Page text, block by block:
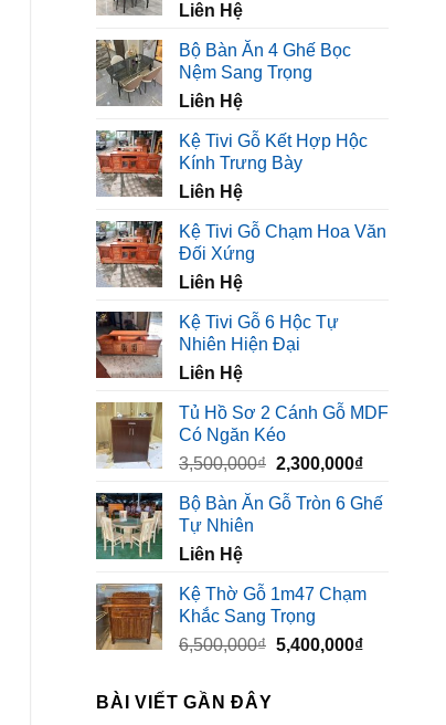
Liên Hệ
Bộ Bàn Ăn 4 Ghế Bọc
Nệm Sang Trọng
Liên Hệ
Kệ Tivi Gỗ Kết Hợp Hộc
Kính Trưng Bày
Liên Hệ
Kệ Tivi Gỗ Chạm Hoa Văn
Đối Xứng
Liên Hệ
Kệ Tivi Gỗ 6 Hộc Tự
Nhiên Hiện Đại
Liên Hệ
Tủ Hồ Sơ 2 Cánh Gỗ MDF
Có Ngăn Kéo
3,500,000₫ Giá
là:
2,300,000₫Giá
tại
Bộ Bàn Ăn Gỗ Tròn 6 Ghế
Tự Nhiên
Liên Hệ
Kệ Thờ Gỗ 1m47 Chạm
Khắc Sang Trọng
6,500,000₫ Giá
5,400,000₫Giá
BÀI VIẾT GẦN ĐÂY